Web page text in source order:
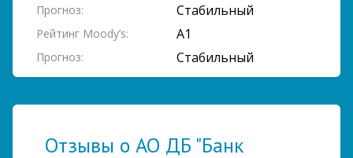
Прогноз: Стабильный
Рейтинг Moody’s: A1
Прогноз: Стабильный
Отзывы о АО ДБ "Банк